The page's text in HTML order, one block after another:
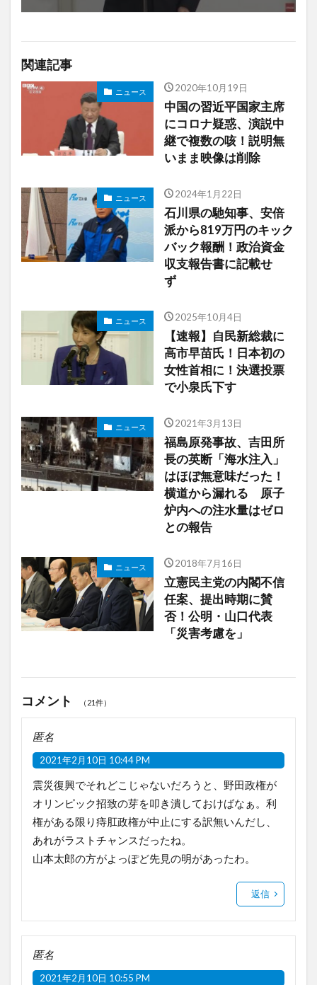
関連記事
ニュース 2020年10月19日
中国の習近平国家主席
にコロナ疑惑、演説中
継で複数の咳！説明無
いまま映像は削除
ニュース 2024年1月22日
石川県の馳知事、安倍
派から819万円のキック
バック報酬！政治資金
収支報告書に記載せ
ず
ニュース 2025年10月4日
【速報】自民新総裁に
高市早苗氏！日本初の
女性首相に！決選投票
で小泉氏下す
ニュース 2021年3月13日
福島原発事故、吉田所
長の英断「海水注入」
はほぼ無意味だった！
横道から漏れる 原子
炉内への注水量はゼロ
との報告
ニュース 2018年7月16日
立憲民主党の内閣不信
任案、提出時期に賛
否！公明・山口代表
「災害考慮を」
コメント （21件）
匿名
2021年2月10日 10:44 PM
震災復興でそれどこじゃないだろうと、野田政権が
オリンピック招致の芽を叩き潰しておけばなぁ。利
権がある限り痔肛政権が中止にする訳無いんだし、
あれがラストチャンスだったね。
山本太郎の方がよっぽど先見の明があったわ。
返信
匿名
2021年2月10日 10:55 PM